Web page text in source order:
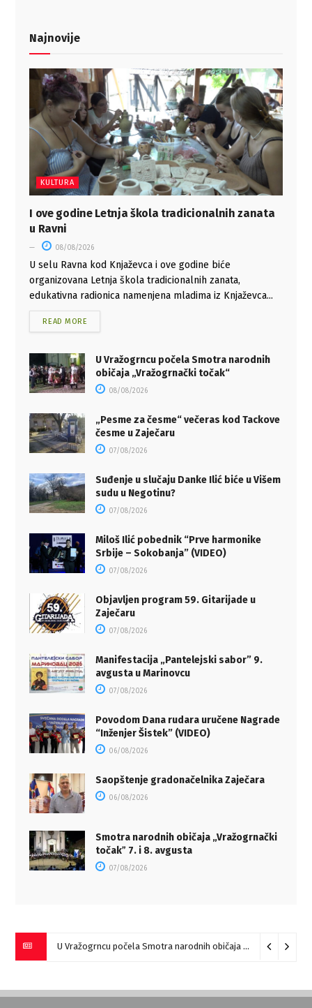
Najnovije
KULTURA
I ove godine Letnja škola tradicionalnih zanata
u Ravni
08/08/2026
U selu Ravna kod Knjaževca i ove godine biće
organizovana Letnja škola tradicionalnih zanata,
edukativna radionica namenjena mladima iz Knjaževca...
READ MORE
U Vražogrncu počela Smotra narodnih
običaja „Vražogrnački točak“
08/08/2026
„Pesme za česme“ večeras kod Tackove
česme u Zaječaru
07/08/2026
Suđenje u slučaju Danke Ilić biće u Višem
sudu u Negotinu?
07/08/2026
Miloš Ilić pobednik “Prve harmonike
Srbije – Sokobanja” (VIDEO)
07/08/2026
Objavljen program 59. Gitarijade u
Zaječaru
07/08/2026
Manifestacija „Pantelejski sabor” 9.
avgusta u Marinovcu
07/08/2026
Povodom Dana rudara uručene Nagrade
“Inženjer Šistek” (VIDEO)
06/08/2026
Saopštenje gradonačelnika Zaječara
06/08/2026
Smotra narodnih običaja „Vražogrnački
točakˮ 7. i 8. avgusta
07/08/2026
U Vražogrncu počela Smotra narodnih običaja „Vražogrnački točak“